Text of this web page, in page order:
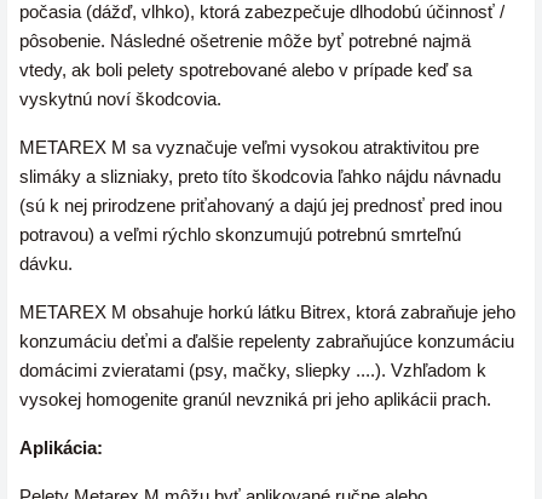
počasia (dážď, vlhko), ktorá zabezpečuje dlhodobú účinnosť /
pôsobenie. Následné ošetrenie môže byť potrebné najmä
vtedy, ak boli pelety spotrebované alebo v prípade keď sa
vyskytnú noví škodcovia.
METAREX M sa vyznačuje veľmi vysokou atraktivitou pre
slimáky a slizniaky, preto títo škodcovia ľahko nájdu návnadu
(sú k nej prirodzene priťahovaný a dajú jej prednosť pred inou
potravou) a veľmi rýchlo skonzumujú potrebnú smrteľnú
dávku.
METAREX M obsahuje horkú látku Bitrex, ktorá zabraňuje jeho
konzumáciu deťmi a ďalšie repelenty zabraňujúce konzumáciu
domácimi zvieratami (psy, mačky, sliepky ....). Vzhľadom k
vysokej homogenite granúl nevzniká pri jeho aplikácii prach.
Aplikácia: